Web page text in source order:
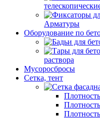
Арматуры
Оборудование по
раствора
Мусороcбросы
Сетка, тент